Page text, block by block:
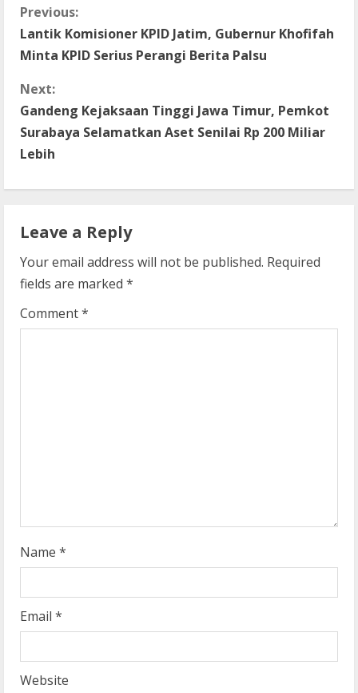
C
o
n
t
i
n
u
e
R
e
Previous:
Lantik Komisioner KPID Jatim, Gubernur Khofifah
Minta KPID Serius Perangi Berita Palsu
Next:
Gandeng Kejaksaan Tinggi Jawa Timur, Pemkot
Surabaya Selamatkan Aset Senilai Rp 200 Miliar
Lebih
Leave a Reply
Your email address will not be published. Required
fields are marked *
Comment*
Name *
Email *
Website